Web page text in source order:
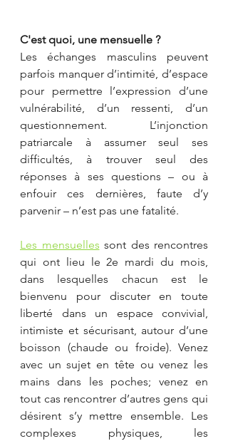
C'est quoi, une mensuelle ?
Les échanges masculins peuvent
parfois manquer d’intimité, d’espace
pour permettre l’expression d’une
vulnérabilité, d’un ressenti, d’un
questionnement. L’injonction
patriarcale à assumer seul ses
difficultés, à trouver seul des
réponses à ses questions – ou à
enfouir ces dernières, faute d’y
parvenir – n’est pas une fatalité.
Les mensuelles sont des rencontres
qui ont lieu le 2e mardi du mois,
dans lesquelles chacun est le
bienvenu pour discuter en toute
liberté dans un espace convivial,
intimiste et sécurisant, autour d’une
boisson (chaude ou froide). Venez
avec un sujet en tête ou venez les
mains dans les poches; venez en
tout cas rencontrer d’autres gens qui
désirent s’y mettre ensemble. Les
complexes physiques, les